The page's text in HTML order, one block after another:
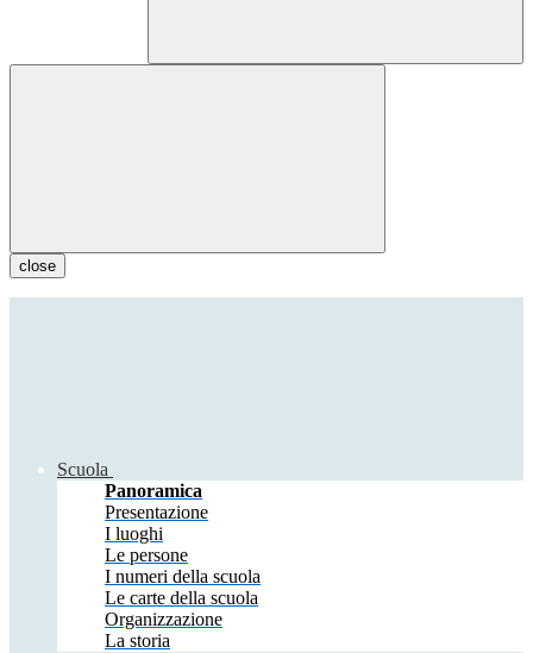
close
Scuola
Panoramica
Presentazione
I luoghi
Le persone
I numeri della scuola
Le carte della scuola
Organizzazione
La storia